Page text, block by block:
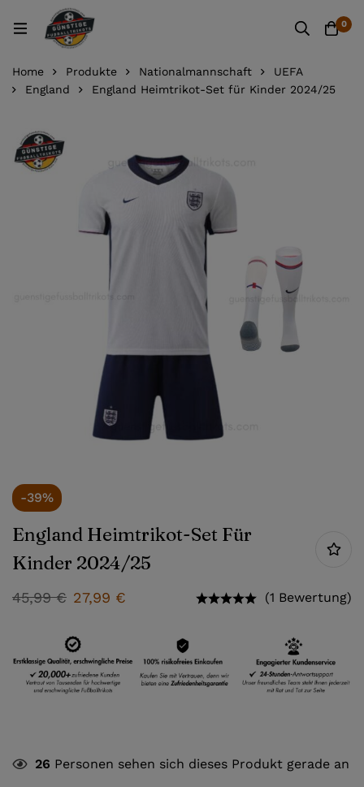
0
Home Produkte Nationalmannschaft
UEFA
England
England Heimtrikot-Set für Kinder 2024/25
-39%
England Heimtrikot-Set Für
Kinder 2024/25
45,99€ 27,99 € (1 Bewertung)
26 Personen sehen sich dieses Produkt gerade an